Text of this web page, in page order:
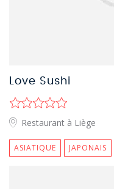
Love Sushi
Restaurant à Liège
ASIATIQUE JAPONAIS